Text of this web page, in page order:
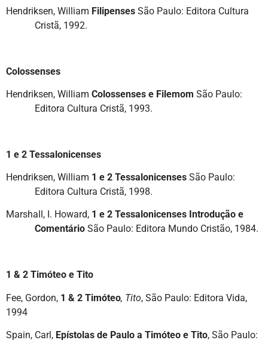
Hendriksen, William Filipenses São Paulo: Editora Cultura
Cristã, 1992.
Colossenses
Hendriksen, William Colossenses e Filemom São Paulo:
Editora Cultura Cristã, 1993.
1 e 2 Tessalonicenses
Hendriksen, William 1 e 2 Tessalonicenses São Paulo:
Editora Cultura Cristã, 1998.
Marshall, I. Howard, 1 e 2 Tessalonicenses Introdução e
Comentário São Paulo: Editora Mundo Cristão, 1984.
1 & 2 Timóteo e Tito
Fee, Gordon, 1 & 2 Timóteo, Tito, São Paulo: Editora Vida,
1994
Spain, Carl, Epístolas de Paulo a Timóteo e Tito, São Paulo: